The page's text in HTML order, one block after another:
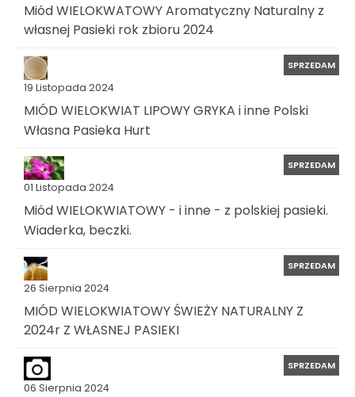
Miód WIELOKWATOWY Aromatyczny Naturalny z
własnej Pasieki rok zbioru 2024
19 Listopada 2024
SPRZEDAM
MIÓD WIELOKWIAT LIPOWY GRYKA i inne Polski
Własna Pasieka Hurt
01 Listopada 2024
SPRZEDAM
Miód WIELOKWIATOWY - i inne - z polskiej pasieki.
Wiaderka, beczki.
26 Sierpnia 2024
SPRZEDAM
MIÓD WIELOKWIATOWY ŚWIEŻY NATURALNY Z
2024r Z WŁASNEJ PASIEKI
06 Sierpnia 2024
SPRZEDAM